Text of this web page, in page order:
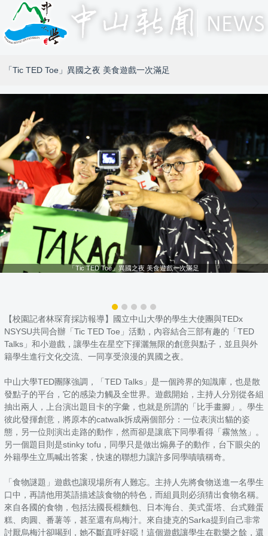
「Tic TED Toe」異國之夜 美食遊戲一次滿足
「Tic TED Toe」異國之夜 美食遊戲一次滿足
【校園記者林琛育採訪報導】國立中山大學的學生大使團與TEDx
NSYSU共同合辦「Tic TED Toe」活動，內容結合三部有趣的「TED
Talks」和小遊戲，讓學生在星空下揮灑無限的創意與點子，並且與外
籍學生進行文化交流、一同享受浪漫的異國之夜。
中山大學TED團隊強調，「TED Talks」是一個跨界的知識庫，也是散
發點子的平台，它的感染力觸及全世界。遊戲開始，主持人分別從各組
抽出兩人，上台演出題目卡的字彙，也就是所謂的「比手畫腳」。學生
彼此發揮創意，將原本的catwalk拆成兩個部分：一位表演出貓的姿
態，另一位則演出走路的動作，然而卻是讓底下同學看得「霧煞煞」。
另一個題目則是stinky tofu，同學只是做出煽鼻子的動作，台下眼尖的
外籍學生立馬喊出答案，快速的聯想力讓許多同學嘖嘖稱奇。
「食物謎題」遊戲也讓現場所有人難忘。主持人先將食物送進一名學生
口中，再請他用英語描述該食物的特色，而組員則必須猜出食物名稱。
來自各國的食物，包括法國長棍麵包、日本海台、美式蛋塔、台式雞蛋
糕、肉圓、番薯等，甚至還有烏梅汁。來自捷克的Sarka提到自己非常
討厭烏梅汁卻喝到，她不斷直呼好噁！這個遊戲讓學生在歡樂之餘，還